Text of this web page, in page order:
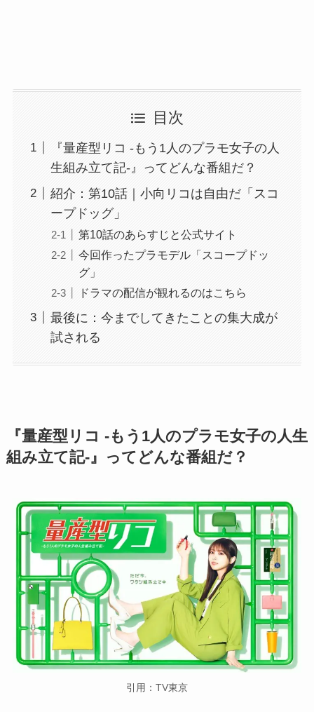
目次
『量産型リコ -もう1人のプラモ女子の人
生組み立て記-』ってどんな番組だ？
紹介：第10話｜小向リコは自由だ「スコ
ープドッグ」
第10話のあらすじと公式サイト
今回作ったプラモデル「スコープドッ
グ」
ドラマの配信が観れるのはこちら
最後に：今までしてきたことの集大成が
試される
『量産型リコ -もう1人のプラモ女子の人生
組み立て記-』 ってどんな番組だ？
引用：TV東京